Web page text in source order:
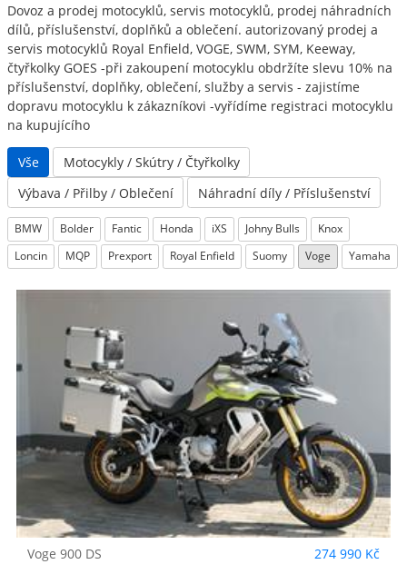
Dovoz a prodej motocyklů, servis motocyklů, prodej náhradních
dílů, příslušenství, doplňků a oblečení. autorizovaný prodej a
servis motocyklů Royal Enfield, VOGE, SWM, SYM, Keeway,
čtyřkolky GOES -při zakoupení motocyklu obdržíte slevu 10% na
příslušenství, doplňky, oblečení, služby a servis - zajistíme
dopravu motocyklu k zákazníkovi -vyřídíme registraci motocyklu
na kupujícího
Vše
Motocykly / Skútry / Čtyřkolky
Výbava / Přilby / Oblečení
Náhradní díly / Příslušenství
BMW Bolder Fantic Honda iXS Johny Bulls
Knox
Loncin
MQP Prexport Royal Enfield Suomy Voge Yamaha
Voge 900 DS 274 990 Kč